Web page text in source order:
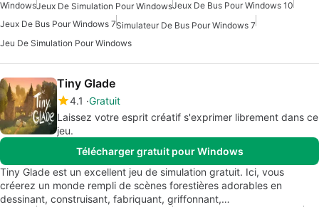
WindowsJeux De Simulation Pour WindowsJeux De Bus Pour Windows 10
Jeux De Bus Pour Windows 7Simulateur De Bus Pour Windows 7
Jeu De Simulation Pour Windows
Tiny Glade
4.1 Gratuit
Laissez votre esprit créatif s'exprimer librement dans ce
jeu.
Télécharger gratuit pour Windows
Tiny Glade est un excellent jeu de simulation gratuit. Ici, vous
créerez un monde rempli de scènes forestières adorables en
dessinant, construisant, fabriquant, griffonnant,…